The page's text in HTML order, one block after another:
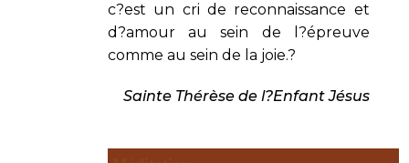
c?est un cri de reconnaissance et
d?amour au sein de l?épreuve
comme au sein de la joie.?
Sainte Thérèse de l?Enfant Jésus